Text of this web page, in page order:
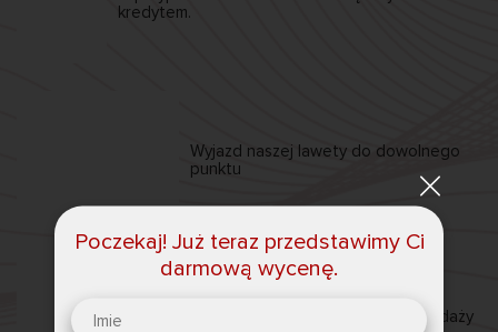
kredytem.
Wyjazd naszej lawety do dowolnego
punktu
ogłoszeń sprzedaży
Poczekaj! Już teraz przedstawimy Ci
darmową wycenę.